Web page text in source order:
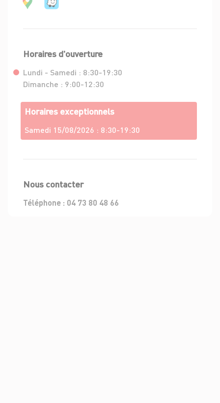
Horaires d'ouverture
Lundi - Samedi : 8:30-19:30
Dimanche : 9:00-12:30
Horaires exceptionnels
Samedi 15/08/2026 : 8:30-19:30
Nous contacter
Téléphone : 04 73 80 48 66